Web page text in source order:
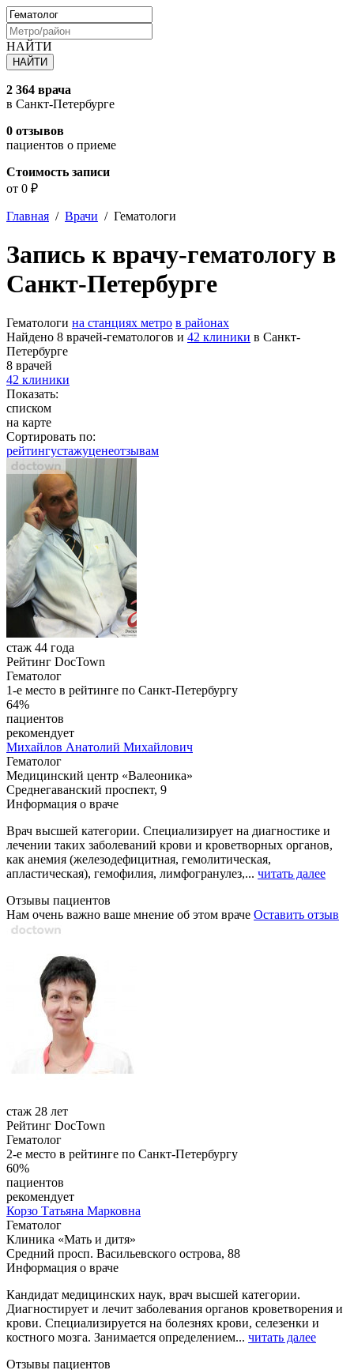
НАЙТИ
2 364 врача
в Санкт-Петербурге
0 отзывов
пациентов о приеме
Стоимость записи
от 0 ₽
Главная / Врачи / Гематологи
Запись к врачу-гематологу в
Санкт-Петербурге
Гематологи на станциях метро в районах
Найдено 8 врачей-гематологов и 42 клиники в Санкт-
Петербурге
8 врачей
42 клиники
Показать:
списком
на карте
Сортировать по:
рейтингустажуценеотзывам
стаж 44 года
Рейтинг DocTown
Гематолог
1-е место в рейтинге по Санкт-Петербургу
64%
пациентов
рекомендует
Михайлов Анатолий Михайлович
Гематолог
Медицинский центр «Валеоника»
Среднегаванский проспект, 9
Информация о враче
Врач высшей категории. Специализирует на диагностике и
лечении таких заболеваний крови и кроветворных органов,
как анемия (железодефицитная, гемолитическая,
апластическая), гемофилия, лимфогранулез,... читать далее
Отзывы пациентов
Нам очень важно ваше мнение об этом враче Оставить отзыв
стаж 28 лет
Рейтинг DocTown
Гематолог
2-е место в рейтинге по Санкт-Петербургу
60%
пациентов
рекомендует
Корзо Татьяна Марковна
Гематолог
Клиника «Мать и дитя»
Средний просп. Васильевского острова, 88
Информация о враче
Кандидат медицинских наук, врач высшей категории.
Диагностирует и лечит заболевания органов кроветворения и
крови. Специализируется на болезнях крови, селезенки и
костного мозга. Занимается определением... читать далее
Отзывы пациентов